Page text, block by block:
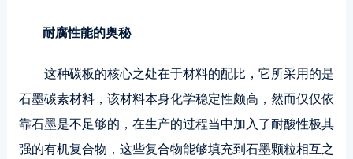
耐腐性能的奥秘
这种碳板的核心之处在于材料的配比，它所采用的是
石墨碳素材料，该材料本身化学稳定性颇高，然而仅仅依
靠石墨是不足够的，在生产的过程当中加入了耐酸性极其
强的有机复合物，这些复合物能够填充到石墨颗粒相互之